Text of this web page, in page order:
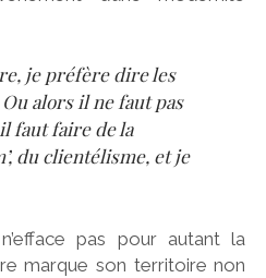
je préfère dire les
alors il ne faut pas
faut faire de la
du clientélisme, et je
pas pour autant la
marque son territoire non